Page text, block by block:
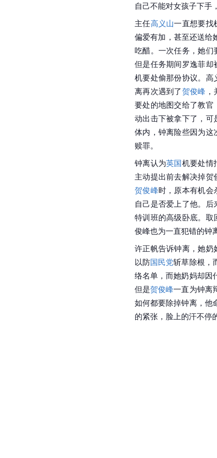
自己不能对女孩子下手
主任高义山一直想要找
偏爱有加，甚至还送给
吃醋。一次任务，她们
但是任务期间罗逸菲却
机要处偷那份协议。高
离再次遇到了贺俊峰
要处的地图交给了教官
动出击下被拿下了，可
体内，钟离险些因为这
赎罪。
钟离认为英国机要处情
主动提出前去解决掉
贺俊峰时，原本有机会
自己是否爱上了他。
特训班的高级卧底。
俊峰也为一直犯错的钟
许正帆告诉钟离，她奶
以防国民党斩草除根，
络名单，而她奶妈却因
但是贺俊峰一直为钟离
如何都要除掉钟离，他
的紧张，脸上的汗不停